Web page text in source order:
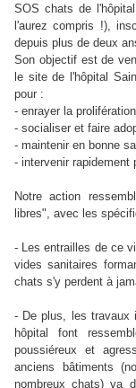
SOS chats de
l'aurez compris !),
depuis plus de deux
Son objectif est de
le site de l'hôpital
pour :
- enrayer la
- socialiser et faire
- maintenir en bonne
- intervenir rapidement
Notre action
libres", avec les
- Les entrailles de ce
vides sanitaires
chats s'y perdent à
- De plus, les travaux
hôpital font
poussiéreux et
anciens bâtiments
nombreux chats) va